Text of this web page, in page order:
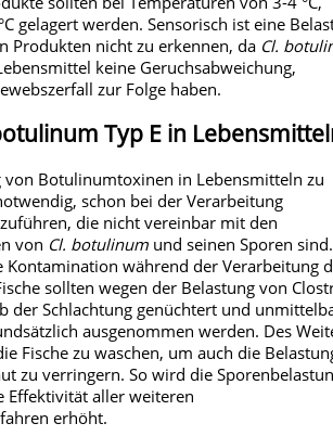
gelagert werden. Sensorisch ist eine
Produkten nicht zu erkennen, da Cl.
keine Geruchsabweichung,
zur Folge haben.
Typ E in
von Botulinumtoxinen in Lebensmitteln zu
schon bei der Verarbeitung
die nicht vereinbar mit den
von Cl. botulinum und seinen Sporen sind.
Kontamination während der Verarbeitung
sollten wegen der Belastung von
der Schlachtung genüchtert und
ausgenommen werden. Des
Fische zu waschen, um auch die
zu verringern. So wird die
Effektivität aller weiteren
erhöht.